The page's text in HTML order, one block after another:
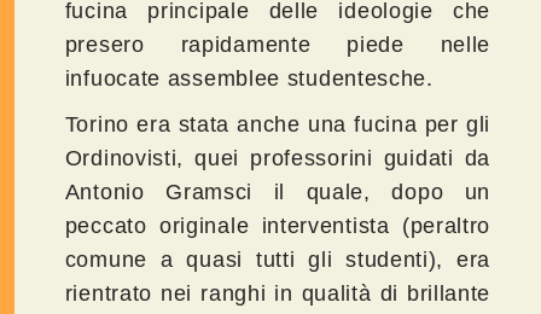
fucina principale delle ideologie che
presero rapidamente piede nelle
infuocate assemblee studentesche.
Torino era stata anche una fucina per gli
Ordinovisti, quei professorini guidati da
Antonio Gramsci il quale, dopo un
peccato originale interventista (peraltro
comune a quasi tutti gli studenti), era
rientrato nei ranghi in qualità di brillante